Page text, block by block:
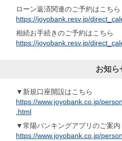
ローン返済関連のご予約はこちら
https://joyobank.resv.jp/
相続お手続きのご予約はこちら
https://joyobank.resv.jp/
お知ら
▼新規口座開設はこちら
https://www.joyobank.co.jp/
.html
▼常陽バンキングアプリのご案内
https://www.joyobank.co.jp/